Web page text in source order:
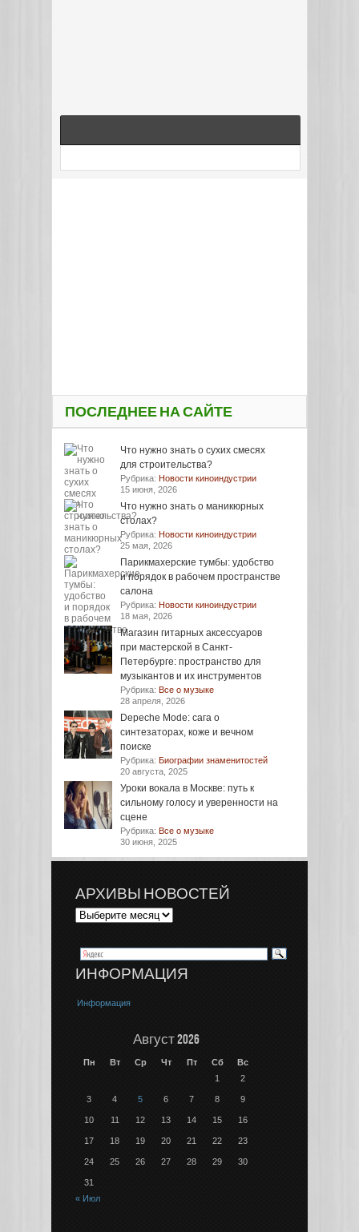
ПОСЛЕДНЕЕ НА САЙТЕ
Что нужно знать о сухих смесях
для строительства?
Рубрика: Новости киноиндустрии
15 июня, 2026
Что нужно знать о маникюрных
столах?
Рубрика: Новости киноиндустрии
25 мая, 2026
Парикмахерские тумбы: удобство
и порядок в рабочем пространстве
салона
Рубрика: Новости киноиндустрии
18 мая, 2026
Магазин гитарных аксессуаров
при мастерской в Санкт-
Петербурге: пространство для
музыкантов и их инструментов
Рубрика: Все о музыке
28 апреля, 2026
Depeche Mode: сага о
синтезаторах, коже и вечном
поиске
Рубрика: Биографии знаменитостей
20 августа, 2025
Уроки вокала в Москве: путь к
сильному голосу и уверенности на
сцене
Рубрика: Все о музыке
30 июня, 2025
АРХИВЫ НОВОСТЕЙ
ИНФОРМАЦИЯ
Информация
Август 2026
Пн Вт Ср Чт Пт Сб
Вс
1
2
3 4 5 6 7 8 9
10 11 12 13 14 15 16
17 18 19 20 21 22 23
24 25 26 27 28 29 30
31
« Июл